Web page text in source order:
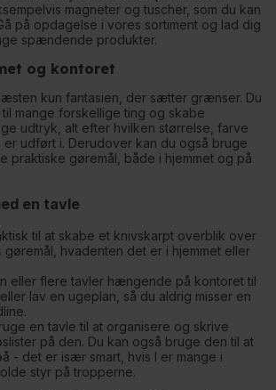
magneter og tuscher, som du kan
på opdagelse i vores sortiment og lad dig
spændende produkter.
og kontoret
kun fantasien, der sætter grænser. Du
mange forskellige ting og skabe
udtryk, alt efter hvilken størrelse, farve
er udført i. Derudover kan du også bruge
praktiske gøremål, både i hjemmet og på
en tavle
til at skabe et knivskarpt overblik over
gøremål, hvadenten det er i hjemmet eller
eller flere tavler hængende på kontoret til
lav en ugeplan, så du aldrig misser en
en tavle til at organisere og skrive
på den. Du kan også bruge den til at
- det er især smart, hvis I er mange i
styr på tropperne.